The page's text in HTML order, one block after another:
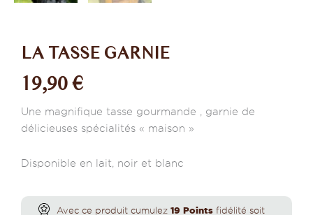
LA TASSE GARNIE
19,90€
Une magnifique tasse gourmande , garnie de
délicieuses spécialités « maison »
Disponible en lait, noir et blanc
Avec ce produit cumulez 19 Points fidélité soit
quantité